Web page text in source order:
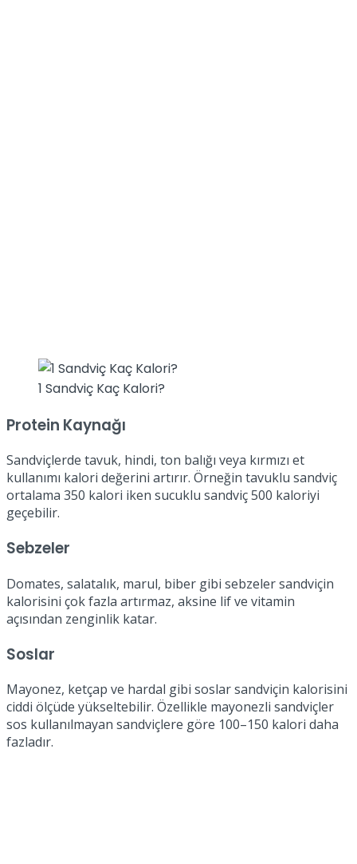
1 Sandviç Kaç Kalori?
Protein Kaynağı
Sandviçlerde tavuk, hindi, ton balığı veya kırmızı et
kullanımı kalori değerini artırır. Örneğin tavuklu sandviç
ortalama 350 kalori iken sucuklu sandviç 500 kaloriyi
geçebilir.
Sebzeler
Domates, salatalık, marul, biber gibi sebzeler sandviçin
kalorisini çok fazla artırmaz, aksine lif ve vitamin
açısından zenginlik katar.
Soslar
Mayonez, ketçap ve hardal gibi soslar sandviçin kalorisini
ciddi ölçüde yükseltebilir. Özellikle mayonezli sandviçler
sos kullanılmayan sandviçlere göre 100–150 kalori daha
fazladır.